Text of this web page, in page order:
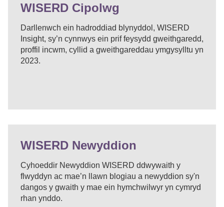
WISERD Cipolwg
Darllenwch ein hadroddiad blynyddol, WISERD
Insight, sy’n cynnwys ein prif feysydd gweithgaredd,
proffil incwm, cyllid a gweithgareddau ymgysylltu yn
2023.
WISERD Newyddion
Cyhoeddir Newyddion WISERD ddwywaith y
flwyddyn ac mae’n llawn blogiau a newyddion sy'n
dangos y gwaith y mae ein hymchwilwyr yn cymryd
rhan ynddo.